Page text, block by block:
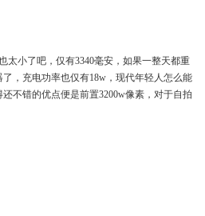
太小了吧，仅有3340毫安，如果一整天都重
，充电功率也仅有18w，现代年轻人怎么能
不错的优点便是前置3200w像素，对于自拍